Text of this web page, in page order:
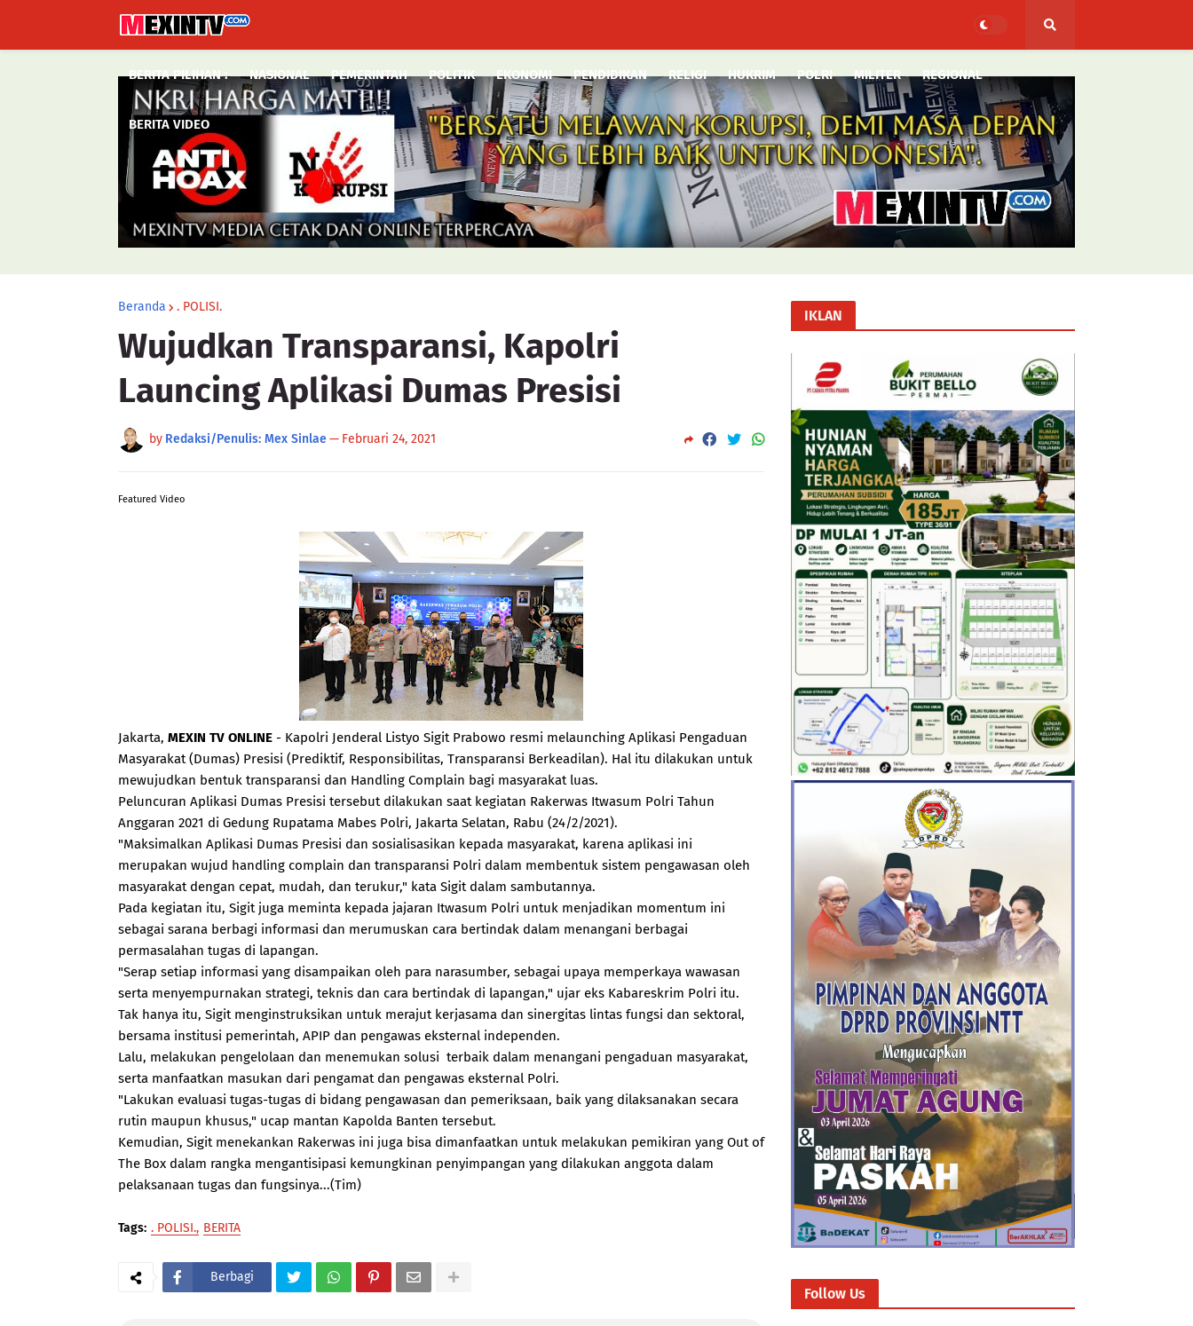
BERITA PILIHAN : NASIONAL PEMERINTAH POLITIK EKONOMI PENDIDIKAN RELIGI HUKRIM POLRI MILITER REGIONAL
BERITA VIDEO
Beranda . POLISI.
Wujudkan Transparansi, Kapolri
Launcing Aplikasi Dumas Presisi
by Redaksi/Penulis: Mex Sinlae— Februari 24, 2021
Featured Video
Jakarta, MEXIN TV ONLINE - Kapolri Jenderal Listyo Sigit Prabowo resmi melaunching Aplikasi Pengaduan
Masyarakat (Dumas) Presisi (Prediktif, Responsibilitas, Transparansi Berkeadilan). Hal itu dilakukan untuk
mewujudkan bentuk transparansi dan Handling Complain bagi masyarakat luas.
Peluncuran Aplikasi Dumas Presisi tersebut dilakukan saat kegiatan Rakerwas Itwasum Polri Tahun
Anggaran 2021 di Gedung Rupatama Mabes Polri, Jakarta Selatan, Rabu (24/2/2021).
"Maksimalkan Aplikasi Dumas Presisi dan sosialisasikan kepada masyarakat, karena aplikasi ini
merupakan wujud handling complain dan transparansi Polri dalam membentuk sistem pengawasan oleh
masyarakat dengan cepat, mudah, dan terukur," kata Sigit dalam sambutannya.
Pada kegiatan itu, Sigit juga meminta kepada jajaran Itwasum Polri untuk menjadikan momentum ini
sebagai sarana berbagi informasi dan merumuskan cara bertindak dalam menangani berbagai
permasalahan tugas di lapangan.
"Serap setiap informasi yang disampaikan oleh para narasumber, sebagai upaya memperkaya wawasan
serta menyempurnakan strategi, teknis dan cara bertindak di lapangan," ujar eks Kabareskrim Polri itu.
Tak hanya itu, Sigit menginstruksikan untuk merajut kerjasama dan sinergitas lintas fungsi dan sektoral,
bersama institusi pemerintah, APIP dan pengawas eksternal independen.
Lalu, melakukan pengelolaan dan menemukan solusi terbaik dalam menangani pengaduan masyarakat,
serta manfaatkan masukan dari pengamat dan pengawas eksternal Polri.
"Lakukan evaluasi tugas-tugas di bidang pengawasan dan pemeriksaan, baik yang dilaksanakan secara
rutin maupun khusus," ucap mantan Kapolda Banten tersebut.
Kemudian, Sigit menekankan Rakerwas ini juga bisa dimanfaatkan untuk melakukan pemikiran yang Out of
The Box dalam rangka mengantisipasi kemungkinan penyimpangan yang dilakukan anggota dalam
pelaksanaan tugas dan fungsinya...(Tim)
Tags: . POLISI. BERITA
Berbagi
IKLAN
Follow Us